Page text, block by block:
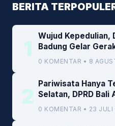
BERITA
1
Wujud Kepedulian,
Badung Gelar
0 KOMENTAR • 8
2
Pariwisata Hanya
Selatan, DPRD Bali
0 KOMENTAR • 23 JULI